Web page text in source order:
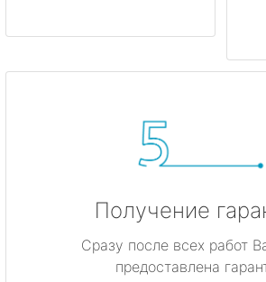
Новая Ладога
Приозерск
Получение
Сразу после всех работ
предоставлена